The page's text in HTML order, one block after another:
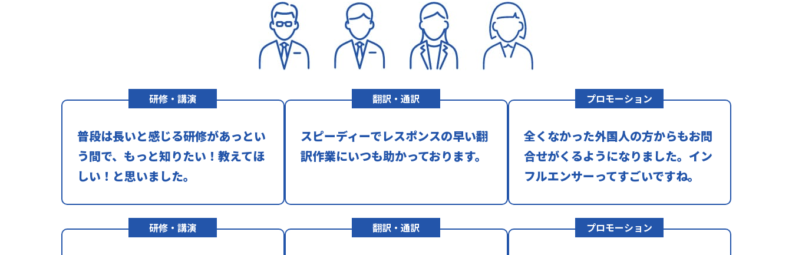
研修・講演
普段は長いと感じる研修があっとい
う間で、もっと知りたい！教えてほ
しい！と思いました。
翻訳・通訳
スピーディーでレスポンスの早い翻
訳作業にいつも助かっております。
プロモーション
全くなかった外国人の方からもお問
合せがくるようになりました。イン
フルエンサーってすごいですね。
研修・講演 翻訳・通訳 プロモーション